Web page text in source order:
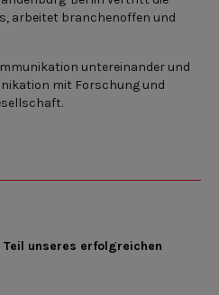
arbeitet branchenoffen und
untereinander und
mit Forschung und
unseres erfolgreichen